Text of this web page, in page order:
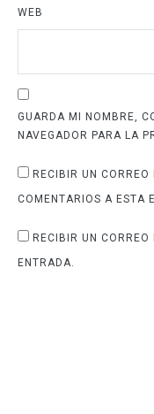
WEB
GUARDA MI NOMBRE,
NAVEGADOR PARA LA
RECIBIR UN
COMENTARIOS A ESTA
RECIBIR UN
ENTRADA.